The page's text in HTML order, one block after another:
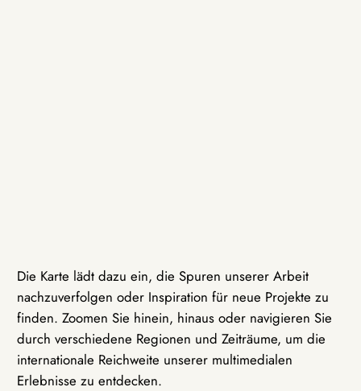
Die Karte lädt dazu ein, die Spuren unserer Arbeit
nachzuverfolgen oder Inspiration für neue Projekte zu
finden. Zoomen Sie hinein, hinaus oder navigieren Sie
durch verschiedene Regionen und Zeiträume, um die
internationale Reichweite unserer multimedialen
Erlebnisse zu entdecken.